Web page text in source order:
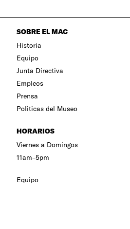
SOBRE EL MAC
Historia
Equipo
Junta Directiva
Empleos
Prensa
Politicas del Museo
HORARIOS
Viernes a Domingos
11am–5pm
Equipo